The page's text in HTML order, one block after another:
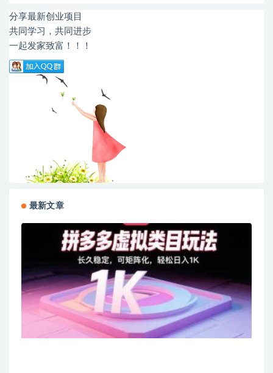
分享最新创业项目
共同学习，共同进步
一起发家致富！！！
最新文章